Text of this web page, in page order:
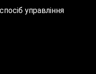
управління